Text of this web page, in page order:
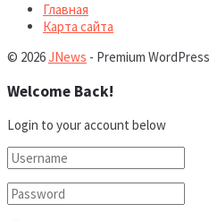
Главная
Карта сайта
© 2026JNews - Premium
Welcome Back!
Login to your account below